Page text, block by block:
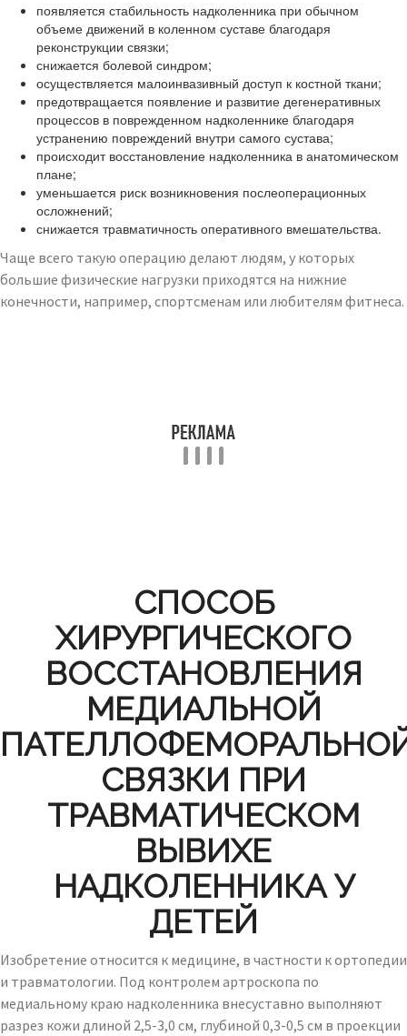
появляется стабильность надколенника при обычном
объеме движений в коленном суставе благодаря
реконструкции связки;
снижается болевой синдром;
осуществляется малоинвазивный доступ к костной ткани;
предотвращается появление и развитие дегенеративных
процессов в поврежденном надколеннике благодаря
устранению повреждений внутри самого сустава;
происходит восстановление надколенника в анатомическом
плане;
уменьшается риск возникновения послеоперационных
осложнений;
снижается травматичность оперативного вмешательства.
Чаще всего такую операцию делают людям, у которых
большие физические нагрузки приходятся на нижние
конечности, например, спортсменам или любителям фитнеса.
СПОСОБ
ХИРУРГИЧЕСКОГО
ВОССТАНОВЛЕНИЯ
МЕДИАЛЬНОЙ
СВЯЗКИ ПРИ
ТРАВМАТИЧЕСКОМ
ВЫВИХЕ
НАДКОЛЕННИКА У
ДЕТЕЙ
Изобретение относится к медицине, в частности к ортопедии
и травматологии. Под контролем артроскопа по
медиальному краю надколенника внесуставно выполняют
разрез кожи длиной 2,5-3,0 см, глубиной 0,3-0,5 см в проекции